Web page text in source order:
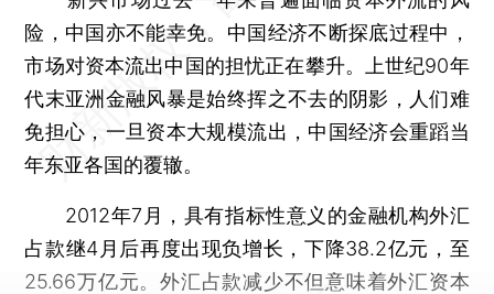
险，中国亦不能幸免。中国经济不断探底过程中，
市场对资本流出中国的担忧正在攀升。上世纪90年
代末亚洲金融风暴是始终挥之不去的阴影，人们难
免担心，一旦资本大规模流出，中国经济会重蹈当
年东亚各国的覆辙。
2012年7月，具有指标性意义的金融机构外汇
占款继4月后再度出现负增长，下降38.2亿元，至
25.66万亿元。外汇占款减少不但意味着外汇资本